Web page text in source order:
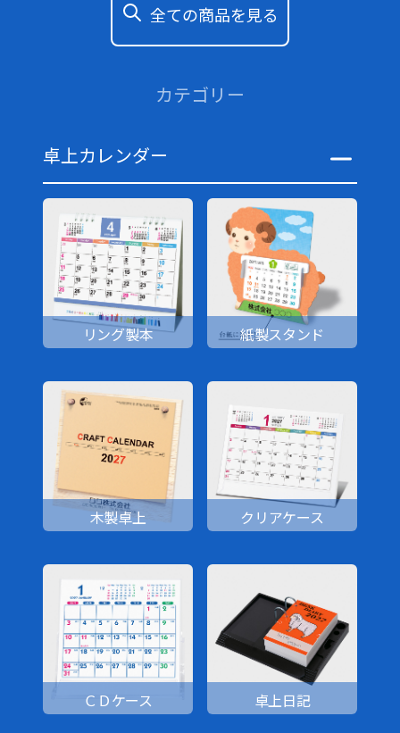
全ての商品を見る
カテゴリー
卓上カレンダー
リング製本 紙製スタンド
木製卓上 クリアケース
ＣＤケース 卓上日記